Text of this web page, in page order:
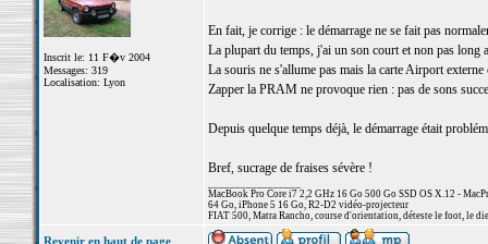
Inscrit le: 11 F�v 2004
Messages: 319
Localisation: Lyon
En fait, je corrige : le démarrage ne se fait pas
La plupart du temps, j'ai un son court et non pas long
La souris ne s'allume pas mais la carte Airport externe
Zapper la PRAM ne provoque rien : pas de sons
Depuis quelque temps déjà, le démarrage était
Bref, sucrage de fraises sévère !
MacBook Pro Core i7 2,2 GHz 16 Go 500 Go SSD OS X.12 -
64 Go, iPhone 5 16 Go, R2-D2 vidéo-projecteur
FIAT 500, Matra Rancho, course d'orientation, déteste le foot, le
Revenir en haut de page